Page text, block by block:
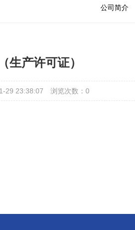
公司简介
生产许可证）
29 23:38:07 浏览次数： 0